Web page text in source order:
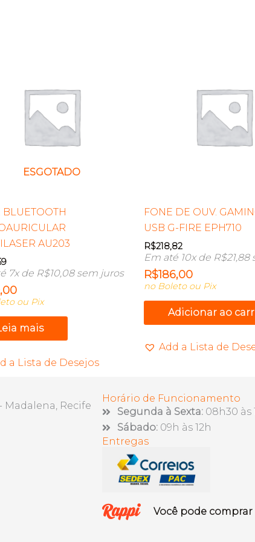
ESGOTADO
BLUETOOTH
AU203
7x de R$10,08sem juros
ou Pix
mais
a Lista de Desejos
FONE DE OUV.
USB G-FIRE EPH710
R$218,82
Em até 10x de R$21,88
R$186,00
no Boleto ou Pix
Adicionar ao
Add a Lista de
Madalena, Recife
Horário de Funcionamento
Segunda à Sexta: 08h30 às
Sábado: 09h às 12h
Entregas
Você pode